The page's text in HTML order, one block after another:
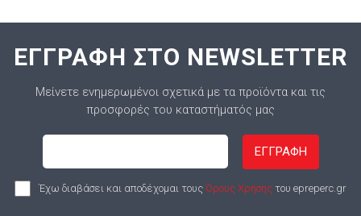
ΕΓΓΡΑΦΗ ΣΤΟ NEWSLETTER
Μείνετε ενημερωμένοι σχετικά με τα προϊόντα και τις
προσφορές του καταστήματός μας
ΕΓΓΡΑΦΗ
Έχω διαβάσει και αποδέχομαι τους Όρους Χρήσης του epreperc.gr